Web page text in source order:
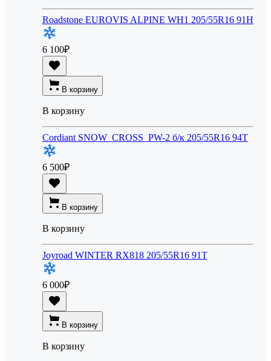
Roadstone EUROVIS ALPINE WH1 205/55R16 91H
6 100₽
В корзину
В корзину
Cordiant SNOW_CROSS_PW-2 б/к 205/55R16 94T
6 500₽
В корзину
В корзину
Joyroad WINTER RX818 205/55R16 91T
6 000₽
В корзину
В корзину